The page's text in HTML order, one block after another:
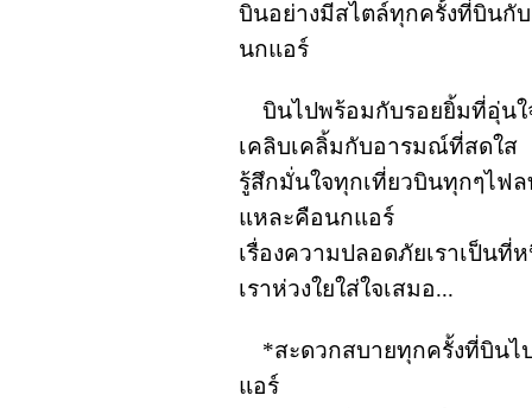
บินอย่างมีสไตล์ทุกครั้งที่บินกั
นกแอร์
บินไปพร้อมกับรอยยิ้มที่อุ่นใ
เคลิบเคลิ้มกับอารมณ์ที่สดใส
รู้สึกมั่นใจทุกเที่ยวบินทุกๆไฟ
แหละคือนกแอร์
เรื่องความปลอดภัยเราเป็นที่
เราห่วงใยใส่ใจเสมอ...
*สะดวกสบายทุกครั้งที่บินไ
แอร์